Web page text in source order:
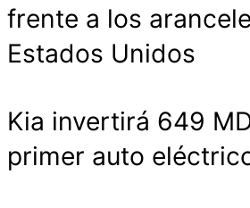
frente a los
Estados Unidos
Kia invertirá 649
primer auto